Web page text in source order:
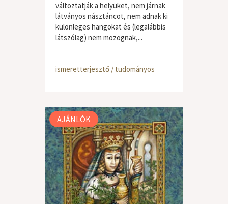
változtatják a helyüket, nem járnak
látványos násztáncot, nem adnak ki
különleges hangokat és (legalábbis
látszólag) nem mozognak,...
ismeretterjesztő / tudományos
AJÁNLÓK